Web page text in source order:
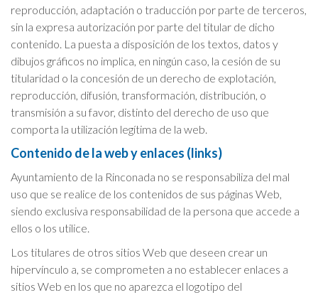
reproducción, adaptación o traducción por parte de terceros,
sin la expresa autorización por parte del titular de dicho
contenido. La puesta a disposición de los textos, datos y
dibujos gráficos no implica, en ningún caso, la cesión de su
titularidad o la concesión de un derecho de explotación,
reproducción, difusión, transformación, distribución, o
transmisión a su favor, distinto del derecho de uso que
comporta la utilización legítima de la web.
Contenido de la web y enlaces (links)
Ayuntamiento de la Rinconada no se responsabiliza del mal
uso que se realice de los contenidos de sus páginas Web,
siendo exclusiva responsabilidad de la persona que accede a
ellos o los utilice.
Los titulares de otros sitios Web que deseen crear un
hipervínculo a, se comprometen a no establecer enlaces a
sitios Web en los que no aparezca el logotipo del